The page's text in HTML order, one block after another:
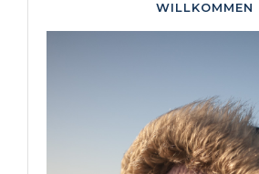
WILLKOMMEN